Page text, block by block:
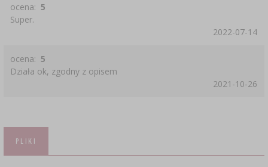
ocena: 5
Super.
2022-07-14
ocena: 5
Działa ok, zgodny z opisem
2021-10-26
PLIKI